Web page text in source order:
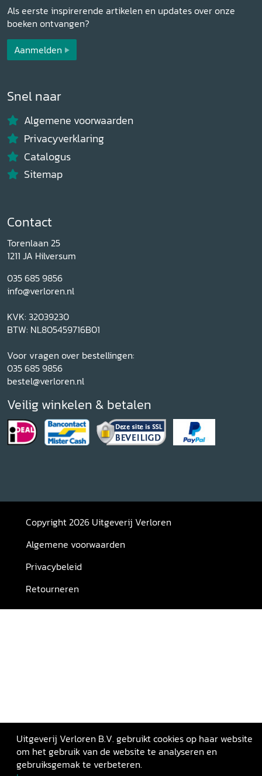
Als eerste inspirerende artikelen en updates over onze
boeken ontvangen?
Aanmelden
Snel naar
Algemene voorwaarden
Privacyverklaring
Catalogus
Sitemap
Contact
Torenlaan 25
1211 JA Hilversum
035 685 9856
info@verloren.nl
KVK: 32039230
BTW: NL805459716B01
Voor vragen over bestellingen:
035 685 9856
bestel@verloren.nl
Veilig winkelen & betalen
Copyright 2026 Uitgeverij Verloren
Algemene voorwaarden
Privacybeleid
Retourneren
Uitgeverij Verloren B.V. gebruikt cookies op haar website
om het gebruik van de website te analyseren en
gebruiksgemak te verbeteren.